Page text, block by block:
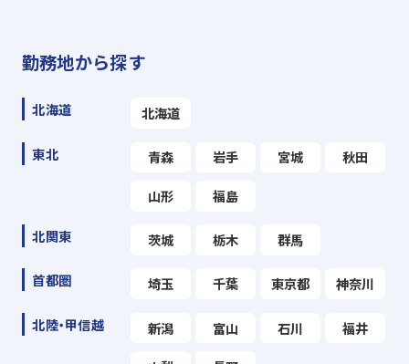
勤務地から探す
北海道 北海道
東北 青森 岩手 宮城 秋田
山形 福島
北関東 茨城 栃木 群馬
首都圏 埼玉 千葉 東京都 神奈川
北陸・甲信越 新潟 富山 石川 福井